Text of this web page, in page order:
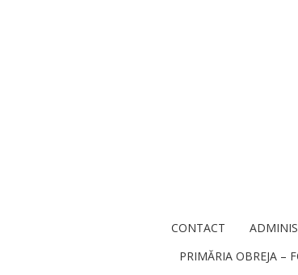
CONTACT
PRIMĂRIA OBREJA –